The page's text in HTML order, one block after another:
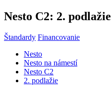
Nesto C2: 2. podlažie
Štandardy Financovanie
Nesto
Nesto na námestí
Nesto C2
2. podlažie